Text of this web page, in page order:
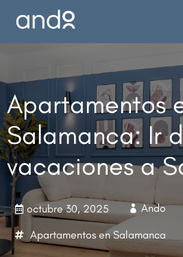
Apartamentos
Salamanca: Ir
vacaciones a
 octubre 30, 2025  Ando
 Apartamentos en Salamanca